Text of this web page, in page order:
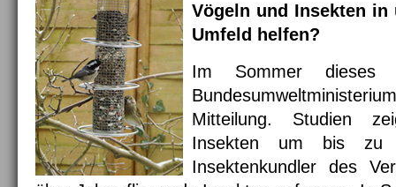
Vögeln und Insekten
Umfeld helfen?
Im Sommer dieses
Mitteilung. Studien
Insekten um bis zu
Insektenkundler des